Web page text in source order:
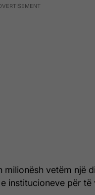
milionësh vetëm një
institucioneve për të